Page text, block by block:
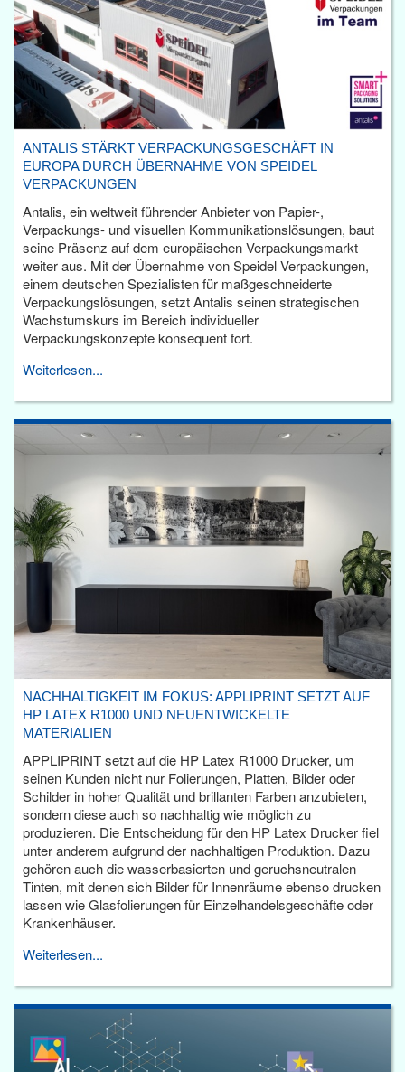
ANTALIS STÄRKT VERPACKUNGSGESCHÄFT IN
EUROPA DURCH ÜBERNAHME VON SPEIDEL
VERPACKUNGEN
Antalis, ein weltweit führender Anbieter von Papier-,
Verpackungs- und visuellen Kommunikationslösungen, baut
seine Präsenz auf dem europäischen Verpackungsmarkt
weiter aus. Mit der Übernahme von Speidel Verpackungen,
einem deutschen Spezialisten für maßgeschneiderte
Verpackungslösungen, setzt Antalis seinen strategischen
Wachstumskurs im Bereich individueller
Verpackungskonzepte konsequent fort.
Weiterlesen...
NACHHALTIGKEIT IM FOKUS: APPLIPRINT SETZT AUF
HP LATEX R1000 UND NEUENTWICKELTE
MATERIALIEN
APPLIPRINT setzt auf die HP Latex R1000 Drucker, um
seinen Kunden nicht nur Folierungen, Platten, Bilder oder
Schilder in hoher Qualität und brillanten Farben anzubieten,
sondern diese auch so nachhaltig wie möglich zu
produzieren. Die Entscheidung für den HP Latex Drucker fiel
unter anderem aufgrund der nachhaltigen Produktion. Dazu
gehören auch die wasserbasierten und geruchsneutralen
Tinten, mit denen sich Bilder für Innenräume ebenso drucken
lassen wie Glasfolierungen für Einzelhandelsgeschäfte oder
Krankenhäuser.
Weiterlesen...